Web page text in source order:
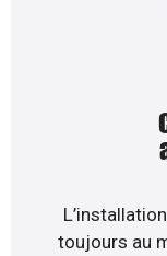
toujours au